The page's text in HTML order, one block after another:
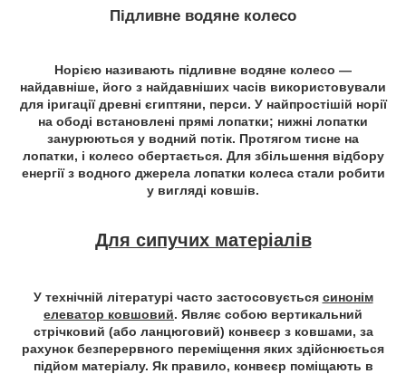
Підливне водяне колесо
Норією називають підливне водяне колесо —
найдавніше, його з найдавніших часів використовували
для іригації древні єгиптяни, перси. У найпростішій норії
на ободі встановлені прямі лопатки; нижні лопатки
занурюються у водний потік. Протягом тисне на
лопатки, і колесо обертається. Для збільшення відбору
енергії з водного джерела лопатки колеса стали робити
у вигляді ковшів.
Для сипучих матеріалів
У технічній літературі часто застосовується синонім
елеватор ковшовий. Являє собою вертикальний
стрічковий (або ланцюговий) конвеєр з ковшами, за
рахунок безперервного переміщення яких здійснюється
підйом матеріалу. Як правило, конвеєр поміщають в